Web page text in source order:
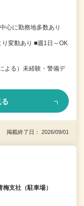
に勤務地多数あり
変動あり ■週1日～OK
よる）未経験・警備デ
掲載終了日： 2026/09/01
支社（駐車場）